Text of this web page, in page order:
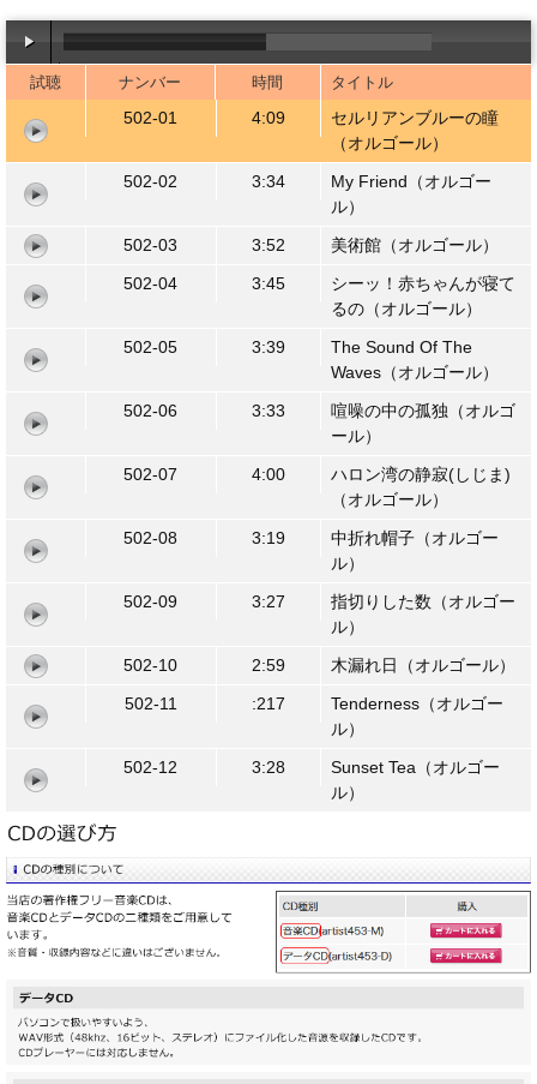
/04:08
試聴 ナンバー 時間 タイトル
502-01 4:09
セルリアンブルーの瞳
（オルゴール）
502-02
3:34
My Friend（オルゴー
ル）
502-03
3:52
美術館（オルゴール）
502-04
3:45
シーッ！赤ちゃんが寝て
るの（オルゴール）
502-05
3:39
The Sound Of The
Waves（オルゴール）
502-06
3:33
喧噪の中の孤独（オルゴ
ール）
502-07
4:00
ハロン湾の静寂(しじま)
（オルゴール）
502-08
3:19
中折れ帽子（オルゴー
ル）
502-09
3:27
指切りした数（オルゴー
ル）
502-10
2:59
木漏れ日（オルゴール）
502-11
:217
Tenderness（オルゴー
ル）
502-12
3:28
Sunset Tea（オルゴー
ル）